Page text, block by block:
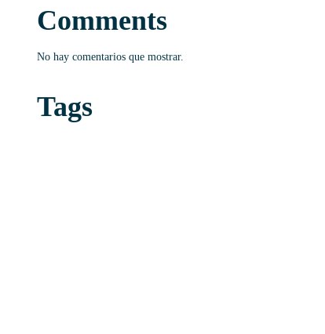
Comments
No hay comentarios que mostrar.
Tags